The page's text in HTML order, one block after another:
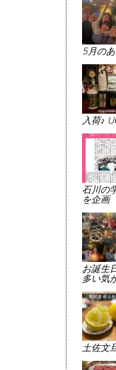
5月の
入荷♪
石川の
を企画
お誕生
多い気
土佐文